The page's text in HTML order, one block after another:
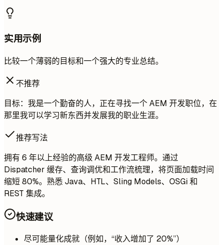
实用示例
比较一个薄弱的目标和一个强大的专业总结。
不推荐
目标：我是一个勤奋的人，正在寻找一个 AEM 开发职位，在
那里我可以学习新东西并发展我的职业生涯。
推荐写法
拥有 6 年以上经验的高级 AEM 开发工程师。通过
Dispatcher 缓存、查询调优和工作流梳理，将页面加载时间
缩短 80%。熟悉 Java、HTL、Sling Models、OSGi 和
REST 集成。
快速建议
尽可能量化成就（例如，“收入增加了 20%”）